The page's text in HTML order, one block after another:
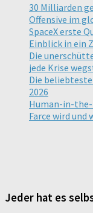
30 Milliarden
Offensive im
SpaceX erste
Einblick in ein
Die
jede Krise
Die
2026
Human-in-
Farce wird
Jeder hat es